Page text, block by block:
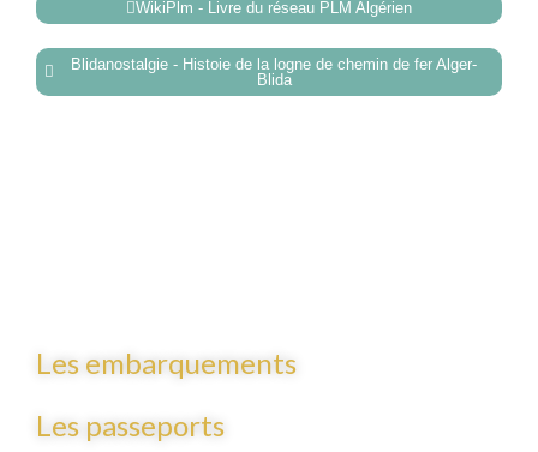
WikiPlm - Livre du réseau PLM Algérien
Blidanostalgie - Histoie de la logne de chemin de fer Alger-
Blida
Les embarquements
Les passeports